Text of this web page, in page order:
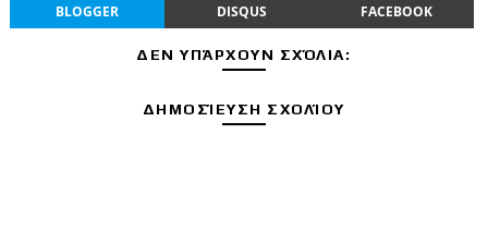
BLOGGER DISQUS FACEBOOK
ΔΕΝ ΥΠΆΡΧΟΥΝ ΣΧΌΛΙΑ:
ΔΗΜΟΣΊΕΥΣΗ ΣΧΟΛΊΟΥ